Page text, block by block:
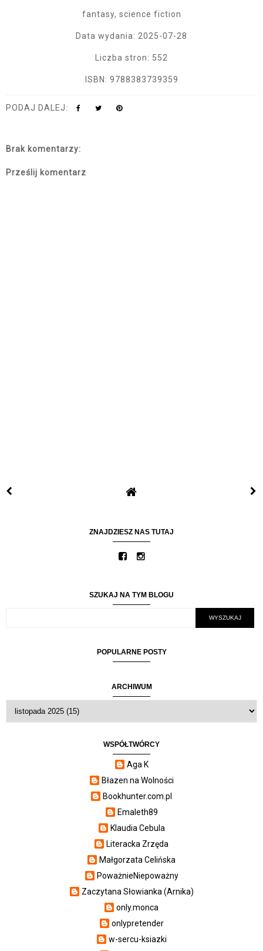
fantasy, science fiction
Data wydania: 2025-07-28
Liczba stron: 552
ISBN: 9788383739359
PODAJ DALEJ:
Brak komentarzy:
Prześlij komentarz
ZNAJDZIESZ NAS TUTAJ
SZUKAJ NA TYM BLOGU
POPULARNE POSTY
ARCHIWUM
WSPÓŁTWÓRCY
Aga K
Błazen na Wolności
Bookhunter.com.pl
Emaleth89
Klaudia Cebula
Literacka Zrzęda
Małgorzata Celińska
PoważnieNiepoważny
Zaczytana Słowianka (Arnika)
only.monca
onlypretender
w-sercu-ksiazki